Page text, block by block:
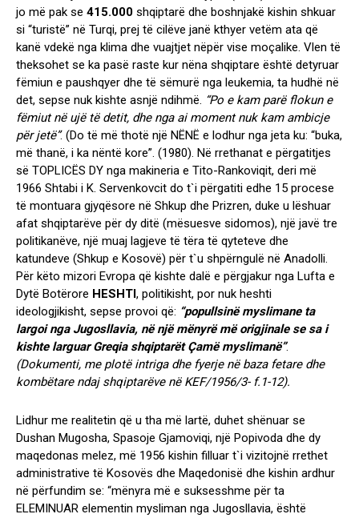
jo më pak se 415.000 shqiptarë dhe boshnjakë kishin shkuar
si “turistë” në Turqi, prej të cilëve janë kthyer vetëm ata që
kanë vdekë nga klima dhe vuajtjet nëpër vise moçalike. Vlen të
theksohet se ka pasë raste kur nëna shqiptare është detyruar
fëmiun e paushqyer dhe të sëmurë nga leukemia, ta hudhë në
det, sepse nuk kishte asnjë ndihmë. “Po e kam parë flokun e
fëmiut në ujë të detit, dhe nga ai moment nuk kam ambicje
për jetë”. (Do të më thotë një NËNË e lodhur nga jeta ku: “buka,
më thanë, i ka nëntë kore”. (1980). Në rrethanat e përgatitjes
së TOPLICËS DY nga makineria e Tito-Rankoviqit, deri më
1966 Shtabi i K. Servenkovcit do t`i përgatiti edhe 15 procese
të montuara gjyqësore në Shkup dhe Prizren, duke u lëshuar
afat shqiptarëve për dy ditë (mësuesve sidomos), një javë tre
politikanëve, një muaj lagjeve të tëra të qyteteve dhe
katundeve (Shkup e Kosovë) për t`u shpërngulë në Anadolli.
Për këto mizori Evropa që kishte dalë e përgjakur nga Lufta e
Dytë Botërore HESHTI, politikisht, por nuk heshti
ideologjikisht, sepse provoi që: “popullsinë myslimane ta
largoi nga Jugosllavia, në një mënyrë më origjinale se sa i
kishte larguar Greqia shqiptarët Çamë myslimanë”.
(Dokumenti, me plotë intriga dhe fyerje në baza fetare dhe
kombëtare ndaj shqiptarëve në KEF/1956/3- f.1-12).
Lidhur me realitetin që u tha më lartë, duhet shënuar se
Dushan Mugosha, Spasoje Gjamoviqi, një Popivoda dhe dy
maqedonas melez, më 1956 kishin filluar t`i vizitojnë rrethet
administrative të Kosovës dhe Maqedonisë dhe kishin ardhur
në përfundim se: “mënyra më e suksesshme për ta
ELEMINUAR elementin mysliman nga Jugosllavia, është